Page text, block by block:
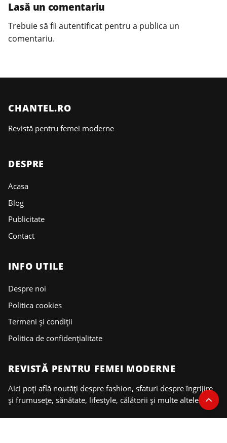
Lasă un comentariu
Trebuie să fii autentificat pentru a publica un
comentariu.
CHANTEL.RO
Revistă pentru femei moderne
DESPRE
Acasa
Blog
Publicitate
Contact
INFO UTILE
Despre noi
Politica cookies
Termeni și condiții
Politica de confidențialitate
REVISTĂ PENTRU FEMEI MODERNE
Aici poți află noutăți despre fashion, sfaturi despre îngrijire
și frumusețe, sănătate, lifestyle, călătorii și multe altele.